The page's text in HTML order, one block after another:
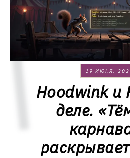
29 ИЮНЯ,
Hoodwink и
деле.